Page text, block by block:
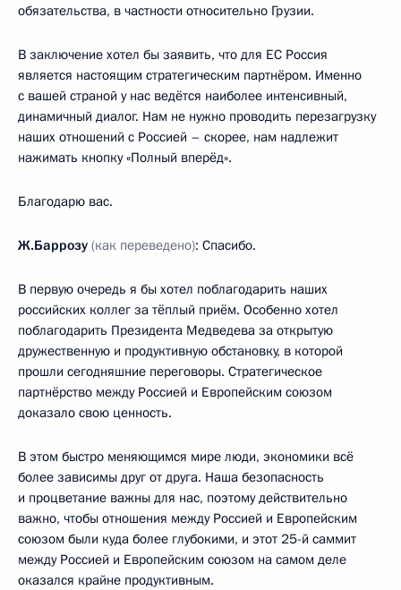
обязательства, в частности относительно Грузии.
В заключение хотел бы заявить, что для ЕС Россия
является настоящим стратегическим партнёром. Именно
с вашей страной у нас ведётся наиболее интенсивный,
динамичный диалог. Нам не нужно проводить перезагрузку
наших отношений с Россией – скорее, нам надлежит
нажимать кнопку «Полный вперёд».
Благодарю вас.
Ж.Баррозу (как переведено): Спасибо.
В первую очередь я бы хотел поблагодарить наших
российских коллег за тёплый приём. Особенно хотел
поблагодарить Президента Медведева за открытую
дружественную и продуктивную обстановку, в которой
прошли сегодняшние переговоры. Стратегическое
партнёрство между Россией и Европейским союзом
доказало свою ценность.
В этом быстро меняющимся мире люди, экономики всё
более зависимы друг от друга. Наша безопасность
и процветание важны для нас, поэтому действительно
важно, чтобы отношения между Россией и Европейским
союзом были куда более глубокими, и этот 25-й саммит
между Россией и Европейским союзом на самом деле
оказался крайне продуктивным.